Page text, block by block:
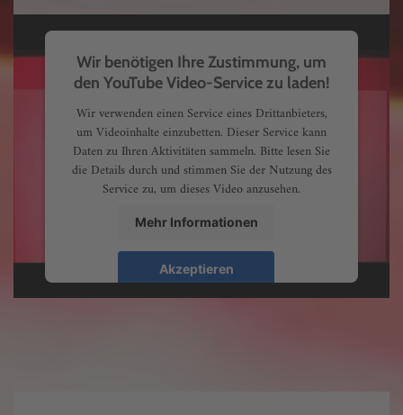
Wir benötigen Ihre Zustimmung, um
den YouTube Video-Service zu laden!
Wir verwenden einen Service eines Drittanbieters,
um Videoinhalte einzubetten. Dieser Service kann
Daten zu Ihren Aktivitäten sammeln. Bitte lesen Sie
die Details durch und stimmen Sie der Nutzung des
Service zu, um dieses Video anzusehen.
Mehr Informationen
Akzeptieren